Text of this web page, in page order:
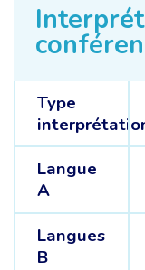
Type
Langue
A
Langues
B